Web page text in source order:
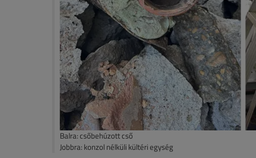
Balra: csőbehúzott cső
Jobbra: konzol nélküli kültéri egység